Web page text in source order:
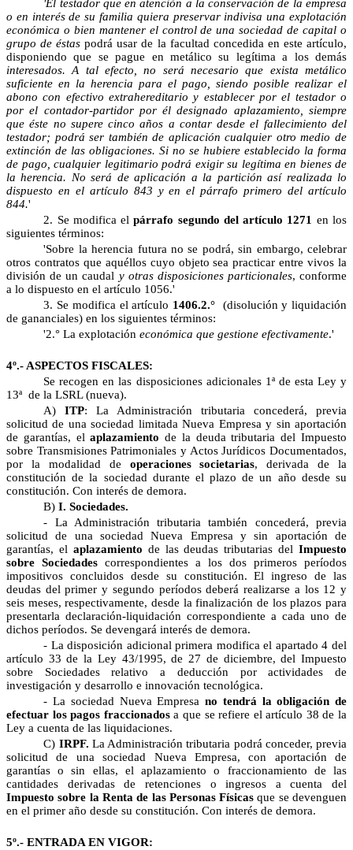
'El testador que en atención a la conservación de la empresa
o en interés de su familia quiera preservar indivisa una explotación
económica o bien mantener el control de una sociedad de capital o
grupo de éstaspodrá usar de la facultad concedida en este artículo,
disponiendo que se pague en metálico su legítima a los demás
interesados. A tal efecto, no será necesario que exista metálico
suficiente en la herencia para el pago, siendo posible realizar el
abono con efectivo extrahereditario y establecer por el testador o
por el contador-partidor por él designado aplazamiento, siempre
que éste no supere cinco años a contar desde el fallecimiento del
testador; podrá ser también de aplicación cualquier otro medio de
extinción de las obligaciones. Si no se hubiere establecido la forma
de pago, cualquier legitimario podrá exigir su legítima en bienes de
la herencia. No será de aplicación a la partición así realizada lo
dispuesto en el artículo 843 y en el párrafo primero del artículo
844.'
2. Se modifica elpárrafo segundo del artículo 1271 en los
siguientes términos:
'Sobre la herencia futura no se podrá, sin embargo, celebrar
otros contratos que aquéllos cuyo objeto sea practicar entre vivos la
división de un caudal y otras disposiciones particionales, conforme
a lo dispuesto en el artículo 1056.'
3. Se modifica el artículo 1406.2.° (disolución y liquidación
de gananciales) en los siguientes términos:
'2.° La explotacióneconómica que gestione efectivamente.'
4º.- ASPECTOS FISCALES:
Se recogen en las disposiciones adicionales 1ª de esta Ley y
13ª de la LSRL (nueva).
A)ITP: La Administración tributaria concederá, previa
solicitud de una sociedad limitada Nueva Empresa y sin aportación
de garantías, elaplazamiento de la deuda tributaria del Impuesto
sobre Transmisiones Patrimoniales y Actos Jurídicos Documentados,
por la modalidad de operaciones societarias, derivada de la
constitución de la sociedad durante el plazo de un año desde su
constitución. Con interés de demora.
B)I. Sociedades.
- La Administración tributaria también concederá, previa
solicitud de una sociedad Nueva Empresa y sin aportación de
garantías, el aplazamiento de las deudas tributarias del Impuesto
sobre Sociedades correspondientes a los dos primeros períodos
impositivos concluidos desde su constitución. El ingreso de las
deudas del primer y segundo períodos deberá realizarse a los 12 y
seis meses, respectivamente, desde la finalización de los plazos para
presentarla declaración-liquidación correspondiente a cada uno de
dichos períodos. Se devengará interés de demora.
- La disposición adicional primera modifica el apartado 4 del
artículo 33 de la Ley 43/1995, de 27 de diciembre, del Impuesto
sobre Sociedades relativo a deducción por actividades de
investigación y desarrollo e innovación tecnológica.
- La sociedad Nueva Empresano tendrá la obligación de
efectuar los pagos fraccionadosa que se refiere el artículo 38 de la
Ley a cuenta de las liquidaciones.
C) IRPF. La Administración tributaria podrá conceder, previa
solicitud de una sociedad Nueva Empresa, con aportación de
garantías o sin ellas, el aplazamiento o fraccionamiento de las
cantidades derivadas de retenciones o ingresos a cuenta del
Impuesto sobre la Renta de las Personas Físicas que se devenguen
en el primer año desde su constitución. Con interés de demora.
5º.- ENTRADA EN VIGOR: